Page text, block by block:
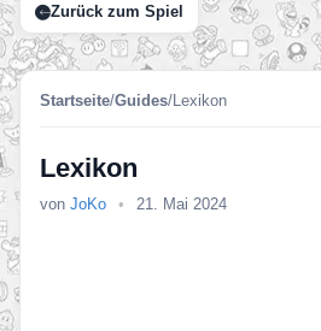
Zurück zum Spiel
Startseite/Guides/Lexikon
Lexikon
von JoKo • 21. Mai 2024